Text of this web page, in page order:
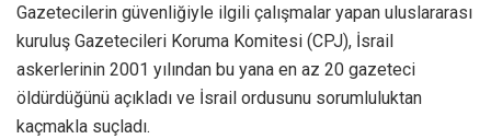
Gazetecilerin güvenliğiyle ilgili çalışmalar yapan uluslararası
kuruluş Gazetecileri Koruma Komitesi (CPJ), İsrail
askerlerinin 2001 yılından bu yana en az 20 gazeteci
öldürdüğünü açıkladı ve İsrail ordusunu sorumluluktan
kaçmakla suçladı.